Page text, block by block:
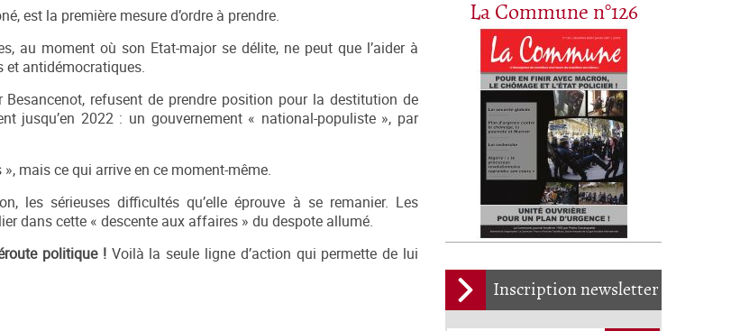
La Commune n°126
Inscription newsletter
est la première mesure d’ordre à prendre.
au moment où son Etat-major se délite, ne peut que l’aider à
et antidémocratiques.
refusent de prendre position pour la destitution de
jusqu’en 2022 : un gouvernement « national-populiste », par
mais ce qui arrive en ce moment-même.
les sérieuses difficultés qu’elle éprouve à se remanier. Les
dans cette « descente aux affaires » du despote allumé.
politique ! Voilà la seule ligne d’action qui permette de lui